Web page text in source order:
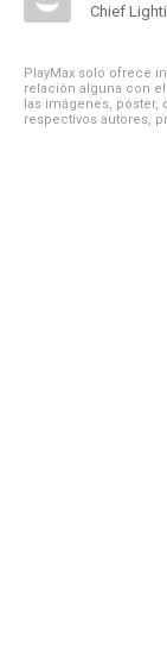
PlayMax solo ofrece
relación alguna con
las imágenes, póster,
respectivos autores,